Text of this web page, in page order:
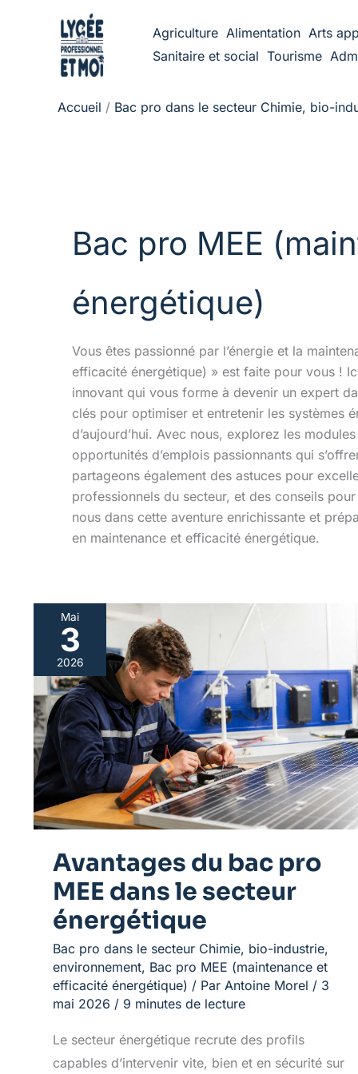
Agriculture Alimentation Arts
Sanitaire et social Tourisme
Accueil Bac pro dans le secteur Chimie, bio-
Bac pro MEE
énergétique)
Vous êtes passionné par l’énergie et la
efficacité énergétique) » est faite pour vous !
innovant qui vous forme à devenir un expert
clés pour optimiser et entretenir les systèmes
d’aujourd’hui. Avec nous, explorez les
opportunités d’emplois passionnants qui
partageons également des astuces pour
professionnels du secteur, et des conseils
nous dans cette aventure enrichissante et
en maintenance et efficacité énergétique.
Mai
3
2026
Avantages du bac pro
MEE dans le secteur
énergétique
Bac pro dans le secteur Chimie, bio-industrie,
environnement, Bac pro MEE (maintenance et
efficacité énergétique) / Par Antoine Morel / 3
mai 2026 / 9 minutes de lecture
Le secteur énergétique recrute des profils
capables d’intervenir vite, bien et en sécurité sur
Avantages
du
bac
pro
MEE
dans
le
secteur
énergétique